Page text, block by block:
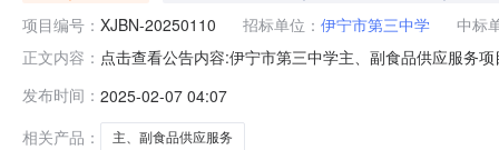
项目编号： XJBN-20250110 招标单位： 伊宁市第三中学
中标
正文内容： 点击查看公告内容:伊宁市第三中学主、副食品供应服务
标人：新疆翔骏航农业发展有限公司中标费率：94%标
责任公司中
发布时间： 2025-02-07 04:07
相关产品：
主、副食品供应服务